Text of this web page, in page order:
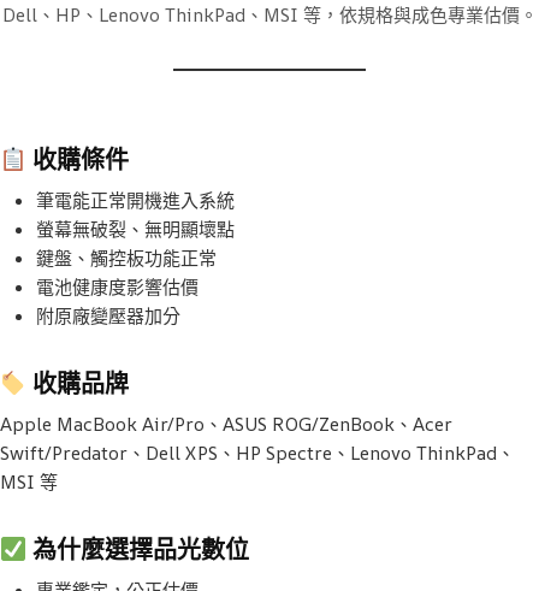
Dell、HP、Lenovo ThinkPad、MSI 等，依規格與成色專業估價。
收購條件
筆電能正常開機進入系統
螢幕無破裂、無明顯壞點
鍵盤、觸控板功能正常
電池健康度影響估價
附原廠變壓器加分
收購品牌
Apple MacBook Air/Pro、ASUS ROG/ZenBook、Acer
Swift/Predator、Dell XPS、HP Spectre、Lenovo ThinkPad、
MSI 等
為什麼選擇品光數位